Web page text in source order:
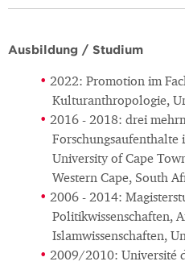
Ausbildung / Studium
2022: Promotion im
Kulturanthropologie,
2016 - 2018: drei
Forschungsaufenthalte
University of Cape
Western Cape, South
2006 - 2014:
Politikwissenschaften,
Islamwissenschaften,
2009/2010: Université